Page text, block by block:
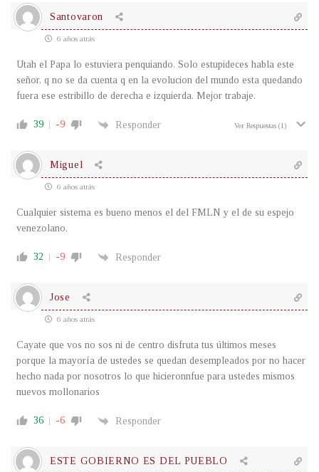
Santovaron
6 años atrás
Utah el Papa lo estuviera penquiando. Solo estupideces habla este
señor, q no se da cuenta q en la evolucion del mundo esta quedando
fuera ese estribillo de derecha e izquierda. Mejor trabaje.
39 -9 Responder Ver Respuestas (1)
Miguel
6 años atrás
Cualquier sistema es bueno menos el del FMLN y el de su espejo
venezolano.
32 -9 Responder
Jose
6 años atrás
Cayate que vos no sos ni de centro disfruta tus últimos meses
porque la mayoría de ustedes se quedan desempleados por no hacer
hecho nada por nosotros lo que hicieronnfue para ustedes mismos
nuevos mollonarios
36 -6 Responder
ESTE GOBIERNO ES DEL PUEBLO